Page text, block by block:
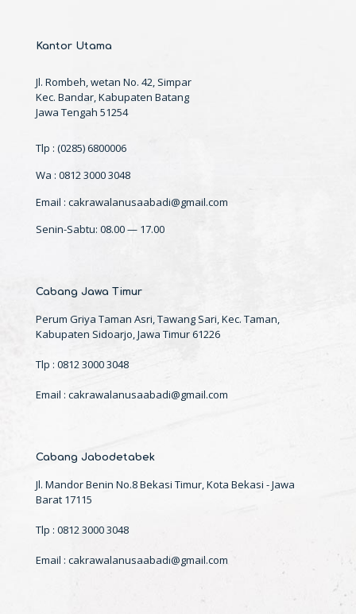
Kantor Utama
Jl. Rombeh, wetan No. 42, Simpar
Kec. Bandar, Kabupaten Batang
Jawa Tengah 51254
Tlp : (0285) 6800006
Wa : 0812 3000 3048
Email : cakrawalanusaabadi@gmail.com
Senin-Sabtu: 08.00 — 17.00
Cabang Jawa Timur
Perum Griya Taman Asri, Tawang Sari, Kec. Taman,
Kabupaten Sidoarjo, Jawa Timur 61226
Tlp : 0812 3000 3048
Email : cakrawalanusaabadi@gmail.com
Cabang Jabodetabek
Jl. Mandor Benin No.8 Bekasi Timur, Kota Bekasi - Jawa
Barat 17115
Tlp : 0812 3000 3048
Email : cakrawalanusaabadi@gmail.com